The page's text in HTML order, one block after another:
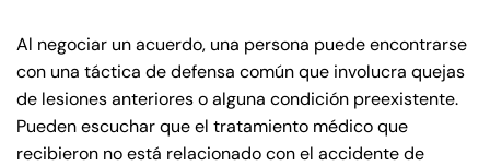
Al negociar un acuerdo, una persona puede encontrarse
con una táctica de defensa común que involucra quejas
de lesiones anteriores o alguna condición preexistente.
Pueden escuchar que el tratamiento médico que
recibieron no está relacionado con el accidente de